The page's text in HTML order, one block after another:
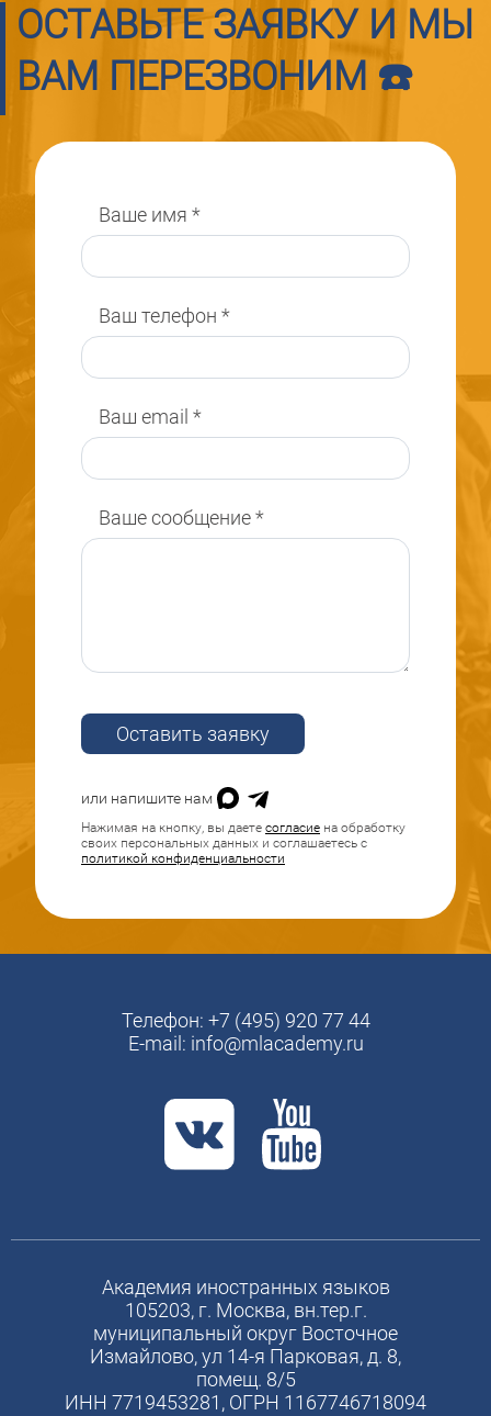
ОСТАВЬТЕ ЗАЯВКУ И МЫ
ВАМ ПЕРЕЗВОНИМ ☎️
Ваше имя *
Ваш телефон *
Ваш email *
Ваше сообщение*
Оставить заявку
или напишите нам
Нажимая на кнопку, вы даете согласие на обработку
своих персональных данных и соглашаетесь с
политикой конфиденциальности
Телефон: +7 (495) 920 77 44
E-mail: info@mlacademy.ru
Академия иностранных языков
105203, г. Москва, вн.тер.г.
муниципальный округ Восточное
Измайлово, ул 14-я Парковая, д. 8,
помещ. 8/5
ИНН 7719453281, ОГРН 1167746718094